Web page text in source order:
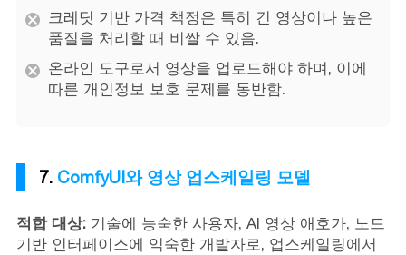
크레딧 기반 가격 책정은 특히 긴 영상이나 높은
품질을 처리할 때 비쌀 수 있음.
온라인 도구로서 영상을 업로드해야 하며, 이에
따른 개인정보 보호 문제를 동반함.
7. ComfyUI와 영상 업스케일링 모델
적합 대상:기술에 능숙한 사용자, AI 영상 애호가, 노드
기반 인터페이스에 익숙한 개발자로, 업스케일링에서